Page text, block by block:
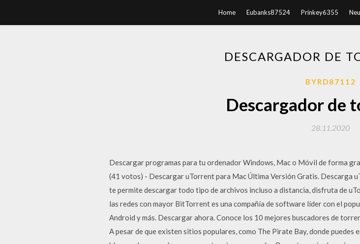
Home Eubanks87524 Prinkey6355
DESCARGADOR DE
BYRD87112
Descargador de
28.11.2020
Descargar programas para tu ordenador Windows, Mac o Móvil de forma
(41 votos) - Descargar uTorrent para Mac Última Versión Gratis. Descarga
te permite descargar todo tipo de archivos incluso a distancia, disfruta de
las redes con mayor BitTorrent es una compañía de software líder con el
Android y más. Descargar ahora. Conoce los 10 mejores buscadores de
A pesar de que existen sitios populares, como The Pirate Bay, donde